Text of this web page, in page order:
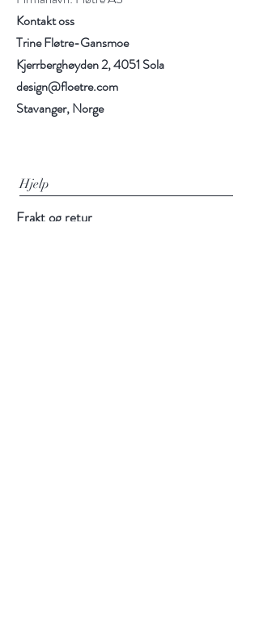
Kontakt oss
Trine Fløtre-Gansmoe
Kjerrberghøyden 2, 4051 Sola
design@floetre.com
Stavanger, Norge
Hjelp
Frakt og retur